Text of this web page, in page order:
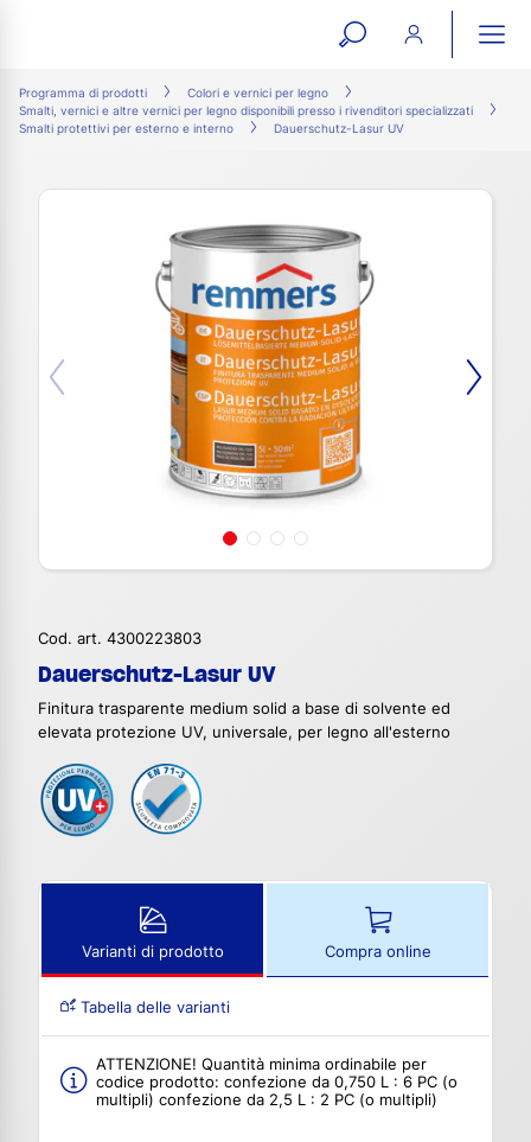
open
search
form
Programma di prodotti
Colori e vernici per legno
Smalti, vernici e altre vernici per legno disponibili presso i rivenditori specializzati
Smalti protettivi per esterno e interno
Dauerschutz-Lasur UV
Cod. art. 4300223803
Dauerschutz-Lasur UV
Finitura trasparente medium solid a base di solvente ed
elevata protezione UV, universale, per legno all'esterno
Varianti di prodotto Compra online
Tabella delle varianti
ATTENZIONE! Quantità minima ordinabile per
codice prodotto: confezione da 0,750 L : 6 PC (o
multipli) confezione da 2,5 L : 2 PC (o multipli)